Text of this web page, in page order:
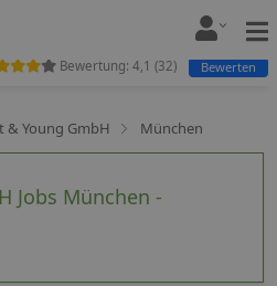
& Young GmbH München
Jobs München -
Bewertung: 4,1 (32) Bewerten